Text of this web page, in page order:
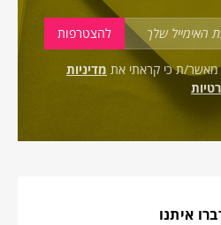
מאשר/ת כי קראתי את מדיניות
איתנו